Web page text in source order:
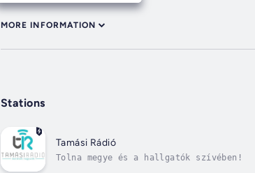
MORE INFORMATION
Stations
Tamási Rádió
Tolna megye és a hallgatók szívében!